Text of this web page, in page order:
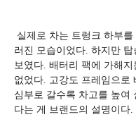
실제로 차는 트렁크 하부
러진 모습이었다. 하지만
보였다. 배터리 팩에 가해
없었다. 고강도 프레임으로
심부로 갈수록 차고를 높여
다는 게 브랜드의 설명이다.